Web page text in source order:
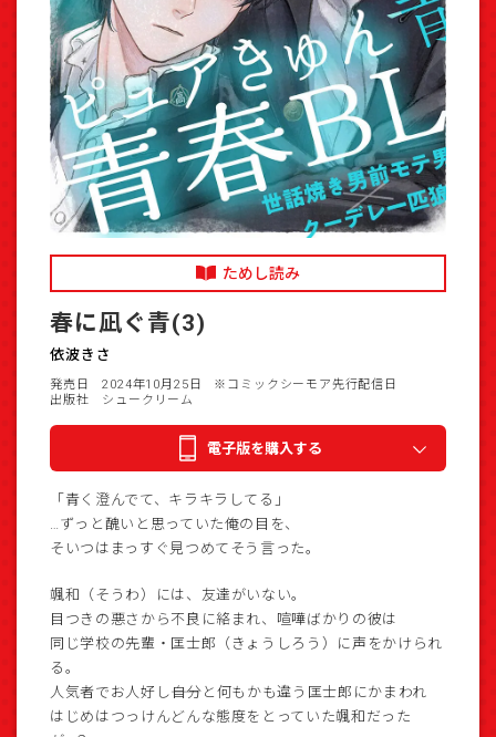
ためし読み
春に凪ぐ青(3)
依波きさ
発売日 2024年10月25日
※コミックシーモア先行配信日
出版社 シュークリーム
電子版を購入する
「青く澄んでて、キラキラしてる」
…ずっと醜いと思っていた俺の目を、
そいつはまっすぐ見つめてそう言った。
颯和（そうわ）には、友達がいない。
目つきの悪さから不良に絡まれ、喧嘩ばかりの彼は
同じ学校の先輩・匡士郎（きょうしろう）に声をかけられ
る。
人気者でお人好し――自分と何もかも違う匡士郎にかまわれ
はじめはつっけんどんな態度をとっていた颯和だった